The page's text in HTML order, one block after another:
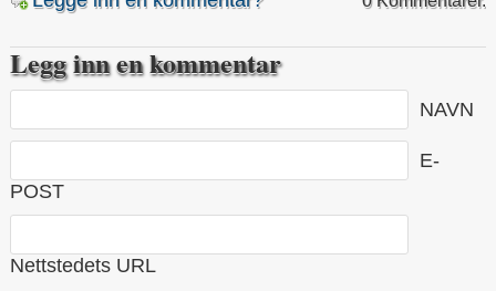
Legg inn en kommentar
NAVN
E-
POST
Nettstedets URL